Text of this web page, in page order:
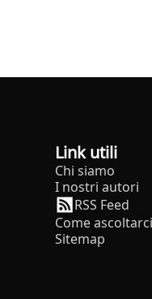
Link utili
Chi siamo
I nostri autori
RSS Feed
Come ascoltarci
Sitemap